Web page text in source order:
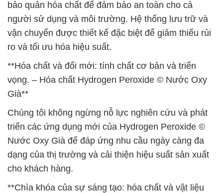
bảo quản hóa chất để đảm bảo an toàn cho cả
người sử dụng và môi trường. Hệ thống lưu trữ và
vận chuyển được thiết kế đặc biệt để giảm thiểu rủi
ro và tối ưu hóa hiệu suất.
**Hóa chất và đổi mới: tính chất cơ bản và triển
vọng. – Hóa chất Hydrogen Peroxide © Nước Oxy
Già**
Chúng tôi không ngừng nỗ lực nghiên cứu và phát
triển các ứng dụng mới của Hydrogen Peroxide ©
Nước Oxy Già để đáp ứng nhu cầu ngày càng đa
dạng của thị trường và cải thiện hiệu suất sản xuất
cho khách hàng.
**Chìa khóa của sự sáng tạo: hóa chất và vật liệu